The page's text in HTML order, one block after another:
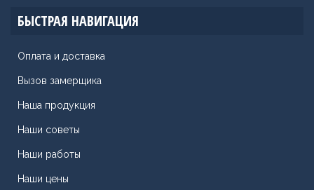
БЫСТРАЯ НАВИГАЦИЯ
Оплата и доставка
Вызов замерщика
Наша продукция
Наши советы
Наши работы
Наши цены